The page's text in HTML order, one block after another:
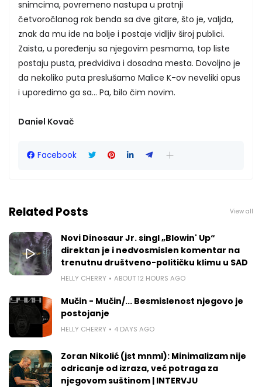
snimcima, povremeno nastupa u pratnji
četvoročlanog rok benda sa dve gitare, što je, valjda,
znak da mu ide na bolje i postaje vidljiv široj publici.
Zaista, u poređenju sa njegovim pesmama, top liste
postaju pusta, predvidiva i dosadna mesta. Dovoljno je
da nekoliko puta preslušamo Malice K-ov neveliki opus
i uporedimo ga sa... Pa, bilo čim novim.
Daniel Kovač
Facebook
Related Posts View all
Novi Dinosaur Jr. singl „Blowin' Up“
direktan je i nedvosmislen komentar na
trenutnu društveno-političku klimu u SAD
HELLY CHERRY ABOUT 12 HOURS AGO
Mučin - Mučin/... Besmislenost njegovo je
postojanje
HELLY CHERRY 4 DAYS AGO
Zoran Nikolić (jst mnml): Minimalizam nije
odricanje od izraza, već potraga za
njegovom suštinom | INTERVJU